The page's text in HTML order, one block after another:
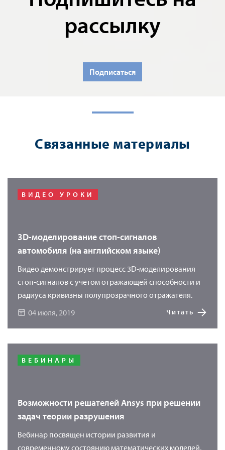
рассылку
Подписаться
Связанные материалы
ВИДЕО УРОКИ
3D-моделирование стоп-сигналов
автомобиля (на английском языке)
Видео демонстрирует процесс 3D-моделирования
стоп-сигналов с учетом отражающей способности и
радиуса кривизны полупрозрачного отражателя.
04 июля, 2019
Читать
ВЕБИНАРЫ
Возможности решателей Ansys при решении
задач теории разрушения
Вебинар посвящен истории развития и
современному состоянию математических моделей,